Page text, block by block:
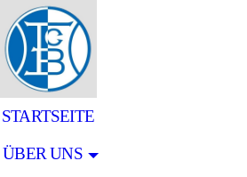
STARTSEITE
ÜBER UNS